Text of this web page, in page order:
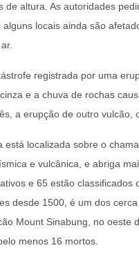
de altura. As autoridades
alguns locais ainda são
registrada por uma
e a chuva de rochas
a erupção de outro vulcão,
está localizada sobre o
e vulcânica, e abriga
e 65 estão
desde 1500, é um dos
Mount Sinabung, no oeste
menos 16 mortos.